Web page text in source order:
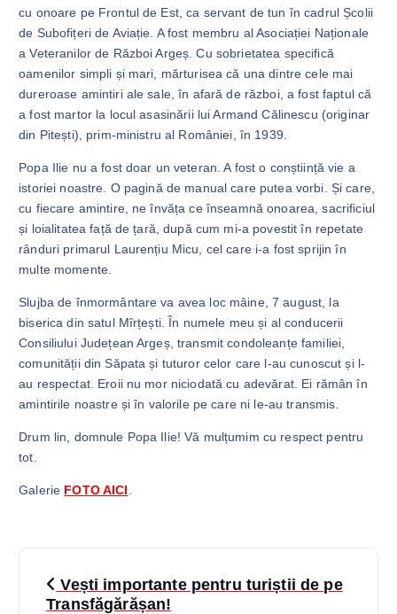
cu onoare pe Frontul de Est, ca servant de tun în cadrul Școlii
de Subofițeri de Aviație. A fost membru al Asociației Naționale
a Veteranilor de Război Argeș. Cu sobrietatea specifică
oamenilor simpli și mari, mărturisea că una dintre cele mai
dureroase amintiri ale sale, în afară de război, a fost faptul că
a fost martor la locul asasinării lui Armand Călinescu (originar
din Pitești), prim-ministru al României, în 1939.
Popa Ilie nu a fost doar un veteran. A fost o conștiință vie a
istoriei noastre. O pagină de manual care putea vorbi. Și care,
cu fiecare amintire, ne învăța ce înseamnă onoarea, sacrificiul
și loialitatea față de țară, după cum mi-a povestit în repetate
rânduri primarul Laurențiu Micu, cel care i-a fost sprijin în
multe momente.
Slujba de înmormântare va avea loc mâine, 7 august, la
biserica din satul Mîrțești. În numele meu și al conducerii
Consiliului Județean Argeș, transmit condoleanțe familiei,
comunității din Săpata și tuturor celor care l-au cunoscut și l-
au respectat. Eroii nu mor niciodată cu adevărat. Ei rămân în
amintirile noastre și în valorile pe care ni le-au transmis.
Drum lin, domnule Popa Ilie! Vă mulțumim cu respect pentru
tot.
Galerie FOTO AICI
Vești importante pentru turiștii de pe
Transfăgărășan!